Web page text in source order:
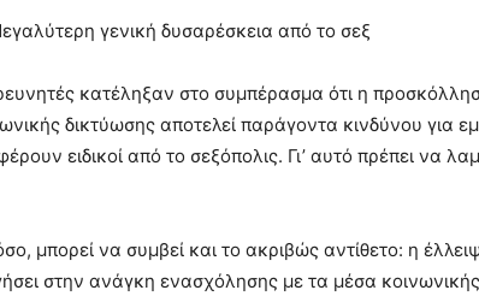
γενική δυσαρέσκεια από το σεξ
κατέληξαν στο συμπέρασμα ότι η
δικτύωσης αποτελεί παράγοντα κινδύνου για
ειδικοί από το σεξόπολις. Γι’ αυτό πρέπει να
μπορεί να συμβεί και το ακριβώς αντίθετο: η
στην ανάγκη ενασχόλησης με τα μέσα